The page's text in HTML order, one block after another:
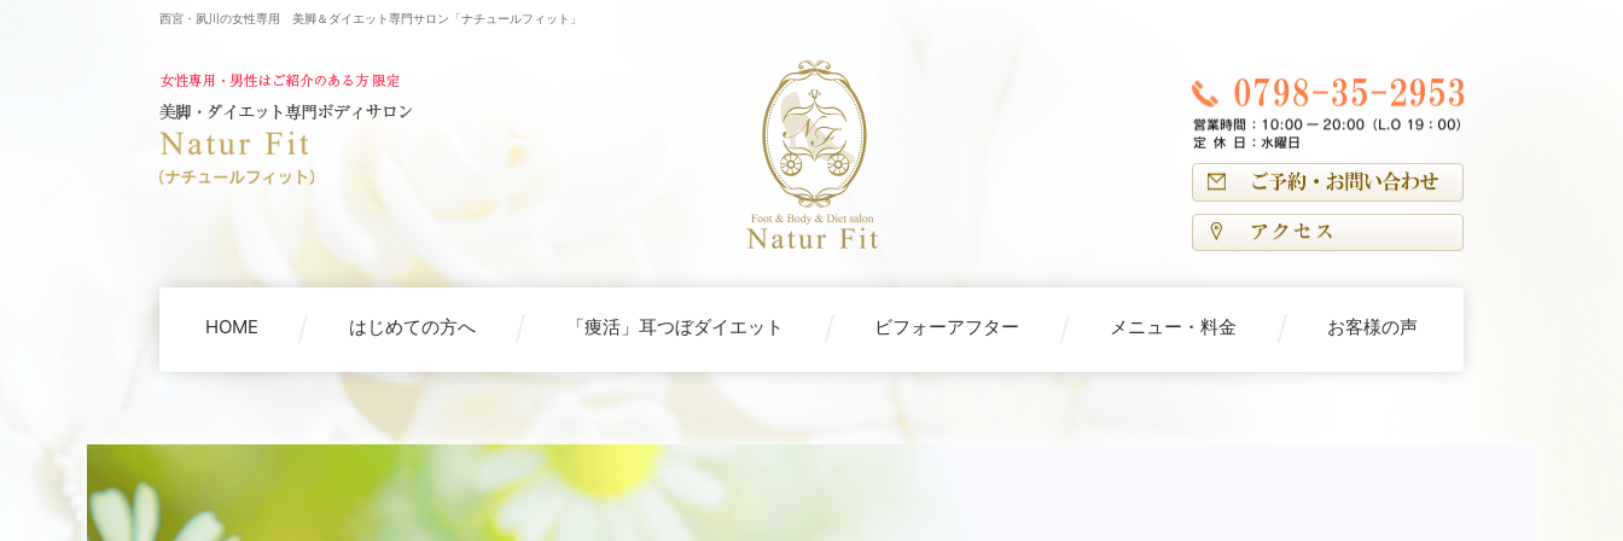
西宮・夙川の女性専用 美脚＆ダイエット専門サロン「ナチュールフィット」
HOME はじめての方へ 「痩活」耳つぼダイエット ビフォーアフター メニュー・料金 お客様の声